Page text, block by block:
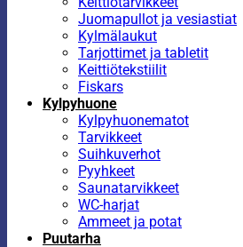
Juomapullot ja vesiastiat
Kylmälaukut
Tarjottimet ja tabletit
Keittiötekstiilit
Fiskars
Kylpyhuone
Kylpyhuonematot
Tarvikkeet
Suihkuverhot
Pyyhkeet
Saunatarvikkeet
WC-harjat
Ammeet ja potat
Puutarha